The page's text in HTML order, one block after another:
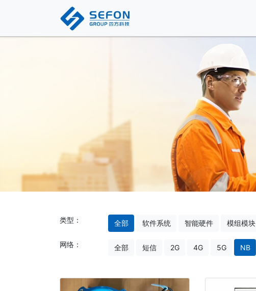
类型： 全部 软件系统 智能硬件 模组模块
网络： 全部 短信 2G 4G 5G NB